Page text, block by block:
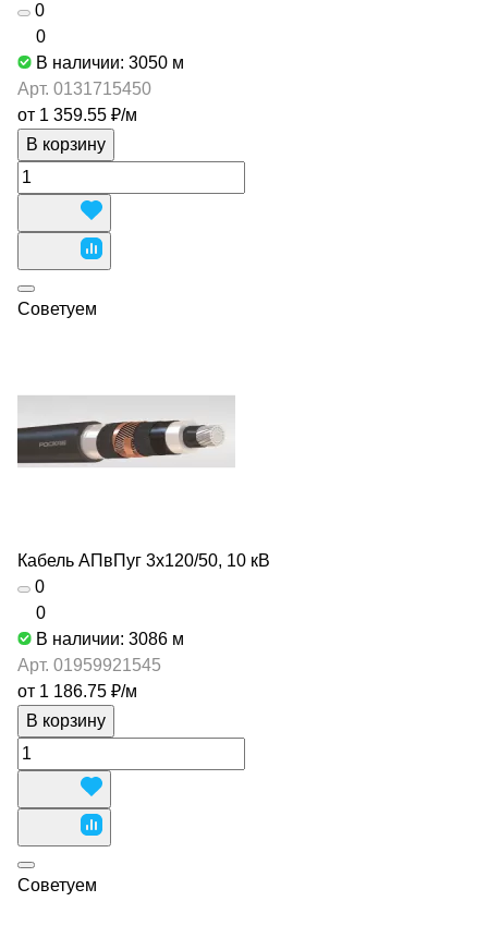
0
0
В наличии: 3050 м
Арт. 0131715450
от 1 359.55 ₽/м
В корзину
Советуем
Кабель АПвПуг 3х120/50, 10 кВ
0
0
В наличии: 3086 м
Арт. 01959921545
от 1 186.75 ₽/м
В корзину
Советуем